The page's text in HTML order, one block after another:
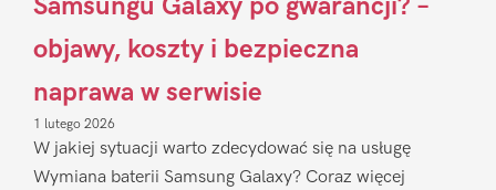
Samsungu Galaxy po gwarancji? –
objawy, koszty i bezpieczna
naprawa w serwisie
1 lutego 2026
W jakiej sytuacji warto zdecydować się na usługę
Wymiana baterii Samsung Galaxy? Coraz więcej